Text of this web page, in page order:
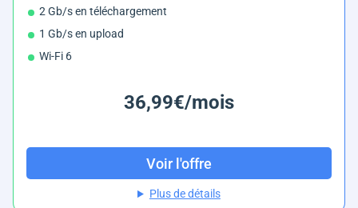
2 Gb/s en téléchargement
1 Gb/s en upload
Wi-Fi 6
36,99€/mois
Voir l'offre
Plus de détails